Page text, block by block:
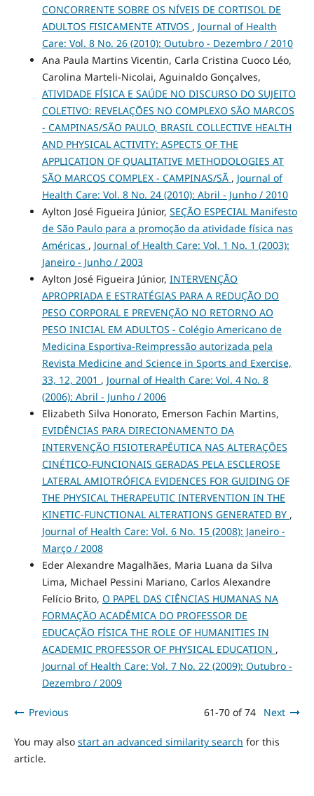
CONCORRENTE SOBRE OS NÍVEIS DE CORTISOL DE
ADULTOS FISICAMENTE ATIVOS , Journal of Health
Care: Vol. 8 No. 26 (2010): Outubro - Dezembro / 2010
Ana Paula Martins Vicentin, Carla Cristina Cuoco Léo,
Carolina Marteli-Nicolai, Aguinaldo Gonçalves,
ATIVIDADE FÍSICA E SAÚDE NO DISCURSO DO SUJEITO
COLETIVO: REVELAÇÕES NO COMPLEXO SÃO MARCOS
- CAMPINAS/SÃO PAULO, BRASIL COLLECTIVE HEALTH
AND PHYSICAL ACTIVITY: ASPECTS OF THE
APPLICATION OF QUALITATIVE METHODOLOGIES AT
SÃO MARCOS COMPLEX - CAMPINAS/SÃ , Journal of
Health Care: Vol. 8 No. 24 (2010): Abril - Junho / 2010
Aylton José Figueira Júnior, SEÇÃO ESPECIAL Manifesto
de São Paulo para a promoção da atividade física nas
Américas , Journal of Health Care: Vol. 1 No. 1 (2003):
Janeiro - Junho / 2003
Aylton José Figueira Júnior, INTERVENÇÃO
APROPRIADA E ESTRATÉGIAS PARA A REDUÇÃO DO
PESO CORPORAL E PREVENÇÃO NO RETORNO AO
PESO INICIAL EM ADULTOS - Colégio Americano de
Medicina Esportiva-Reimpressão autorizada pela
Revista Medicine and Science in Sports and Exercise,
33, 12, 2001 , Journal of Health Care: Vol. 4 No. 8
(2006): Abril - Junho / 2006
Elizabeth Silva Honorato, Emerson Fachin Martins,
EVIDÊNCIAS PARA DIRECIONAMENTO DA
INTERVENÇÃO FISIOTERAPÊUTICA NAS ALTERAÇÕES
CINÉTICO-FUNCIONAIS GERADAS PELA ESCLEROSE
LATERAL AMIOTRÓFICA EVIDENCES FOR GUIDING OF
THE PHYSICAL THERAPEUTIC INTERVENTION IN THE
KINETIC-FUNCTIONAL ALTERATIONS GENERATED BY ,
Journal of Health Care: Vol. 6 No. 15 (2008): Janeiro -
Março / 2008
Eder Alexandre Magalhães, Maria Luana da Silva
Lima, Michael Pessini Mariano, Carlos Alexandre
Felício Brito, O PAPEL DAS CIÊNCIAS HUMANAS NA
FORMAÇÃO ACADÊMICA DO PROFESSOR DE
EDUCAÇÃO FÍSICA THE ROLE OF HUMANITIES IN
ACADEMIC PROFESSOR OF PHYSICAL EDUCATION ,
Journal of Health Care: Vol. 7 No. 22 (2009): Outubro -
Dezembro / 2009
Previous 61-70 of 74 Next
You may also start an advanced similarity search for this
article.